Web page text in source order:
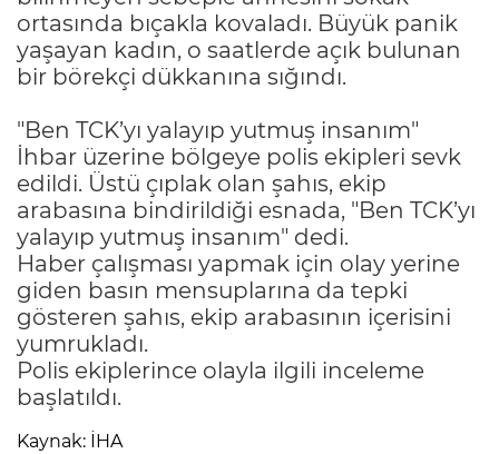
ortasında bıçakla kovaladı. Büyük panik
yaşayan kadın, o saatlerde açık bulunan
bir börekçi dükkanına sığındı.
"Ben TCK’yı yalayıp yutmuş insanım"
İhbar üzerine bölgeye polis ekipleri sevk
edildi. Üstü çıplak olan şahıs, ekip
arabasına bindirildiği esnada, "Ben TCK’yı
yalayıp yutmuş insanım" dedi.
Haber çalışması yapmak için olay yerine
giden basın mensuplarına da tepki
gösteren şahıs, ekip arabasının içerisini
yumrukladı.
Polis ekiplerince olayla ilgili inceleme
başlatıldı.
Kaynak: İHA